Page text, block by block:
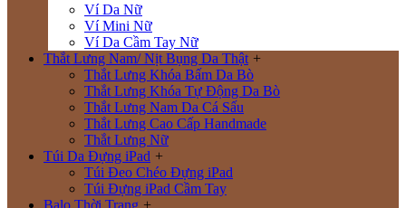
Ví Da Nữ
Ví Mini Nữ
Ví Da Cầm Tay Nữ
Thắt Lưng Nam/ Nịt Bụng Da Thật +
Thắt Lưng Khóa Bấm Da Bò
Thắt Lưng Khóa Tự Động Da Bò
Thắt Lưng Nam Da Cá Sấu
Thắt Lưng Cao Cấp Handmade
Thắt Lưng Nữ
Túi Da Đựng iPad +
Túi Đeo Chéo Đựng iPad
Túi Đựng iPad Cầm Tay
Balo Thời Trang +